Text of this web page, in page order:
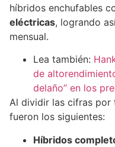
híbridos enchufables
eléctricas, logrando
mensual.
Lea también:
de
delaño” en los
Al dividir las cifras por
fueron los siguientes:
Híbridos